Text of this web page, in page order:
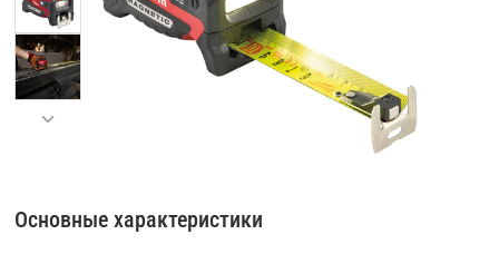
Основные характеристики